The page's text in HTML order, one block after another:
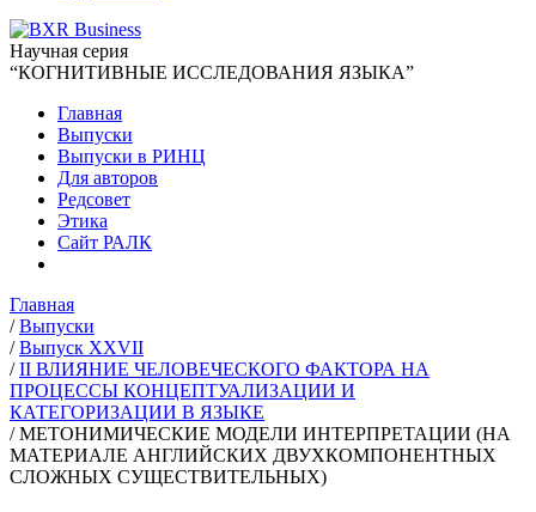
Научная серия
“КОГНИТИВНЫЕ ИССЛЕДОВАНИЯ ЯЗЫКА”
Главная
Выпуски
Выпуски в РИНЦ
Для авторов
Редсовет
Этика
Сайт РАЛК
Главная
/ Выпуски
/ Выпуск XXVII
/ II ВЛИЯНИЕ ЧЕЛОВЕЧЕСКОГО ФАКТОРА НА
ПРОЦЕССЫ КОНЦЕПТУАЛИЗАЦИИ И
КАТЕГОРИЗАЦИИ В ЯЗЫКЕ
/ МЕТОНИМИЧЕСКИЕ МОДЕЛИ ИНТЕРПРЕТАЦИИ (НА
МАТЕРИАЛЕ АНГЛИЙСКИХ ДВУХКОМПОНЕНТНЫХ
СЛОЖНЫХ СУЩЕСТВИТЕЛЬНЫХ)